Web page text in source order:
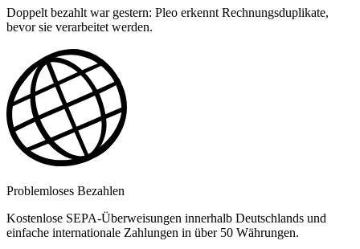
Doppelt bezahlt war gestern: Pleo erkennt Rechnungsduplikate,
bevor sie verarbeitet werden.
Problemloses Bezahlen
Kostenlose SEPA-Überweisungen innerhalb Deutschlands und
einfache internationale Zahlungen in über 50 Währungen.